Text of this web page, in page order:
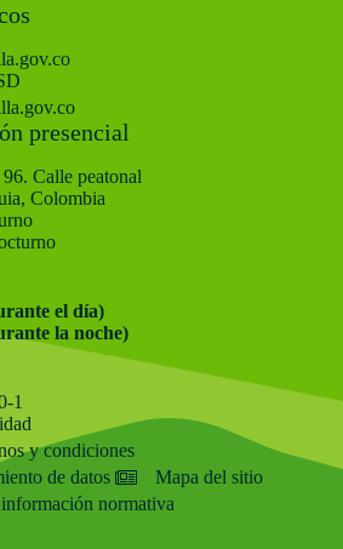
presencial
Calle peatonal
Colombia
el día)
la noche)
1
y condiciones
de datos
Mapa del sitio
normativa